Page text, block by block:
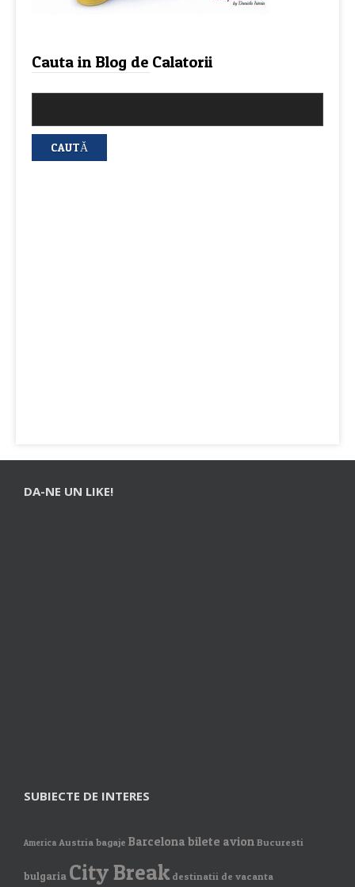
Cauta in Blog de Calatorii
DA-NE UN LIKE!
SUBIECTE DE INTERES
America Austria bagaje Barcelona bilete avion Bucuresti
bulgaria City Break destinatii de vacanta